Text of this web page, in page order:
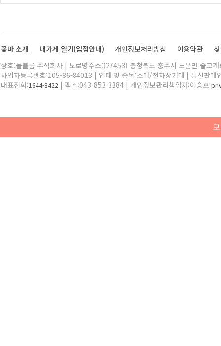
꽃마 소개 내가게 열기(입점안내) 개인정보처리방침 이용약관
상호:올블룸 주식회사 | 도로명주소:(27453) 충청북도 충주시 노은면 솔고
사업자등록번호:105-86-84013 | 업태 및 종목:소매/전자상거래 | 통신판매
대표전화:1644-8422 | 팩스:043-853-3384 | 개인정보관리책임자:이승호